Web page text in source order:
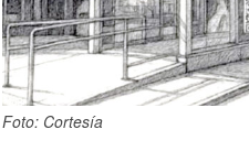
Foto: Cortesía